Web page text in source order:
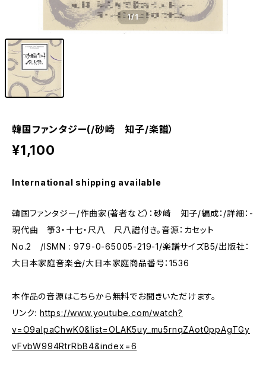
1/1
韓国ファンタジー(/砂崎 知子/楽譜）
¥1,100
International shipping available
韓国ファンタジー/作曲家(著者など）：砂崎 知子/編成：/詳細：-
現代曲 箏3・十七・尺八 尺八譜付き。音源：カセット
No.2 /ISMN : 979-0-65005-219-1/楽譜サイズB5/出版社：
大日本家庭音楽会/大日本家庭商品番号：1536
本作品の音源はこちらから無料でお聞きいただけます。
リンク: https://www.youtube.com/watch?
v=O9alpaChwK0&list=OLAK5uy_mu5rnqZAot0ppAgTGy
vFvbW994RtrRbB4&index=6